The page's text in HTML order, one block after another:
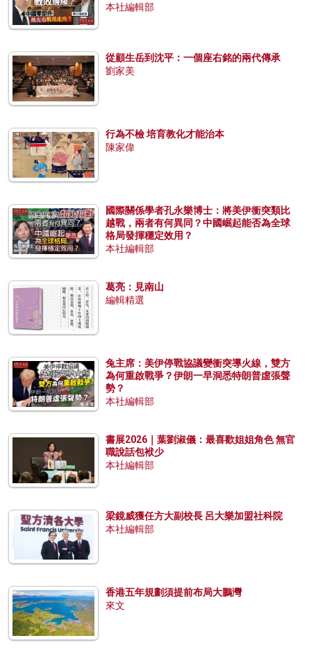
本社編輯部
從顧生岳到沈平：一個座右銘的兩代傳承
劉家美
行為不檢 培育教化才能治本
陳家偉
國際關係學者孔永樂博士：將美伊衝突類比
越戰，兩者有何異同？中國崛起能否為全球
格局發揮穩定效用？
本社編輯部
葛亮：見南山
編輯精選
兔主席：美伊停戰協議變衝突導火線，雙方
為何重啟戰爭？伊朗一早洞悉特朗普虛張聲
勢？
本社編輯部
書展2026｜葉劉淑儀：最喜歡姐姐角色 無官
職說話包袱少
本社編輯部
梁鏡威獲任方大副校長 呂大樂加盟社科院
本社編輯部
香港五年規劃須提前布局大鵬灣
來文